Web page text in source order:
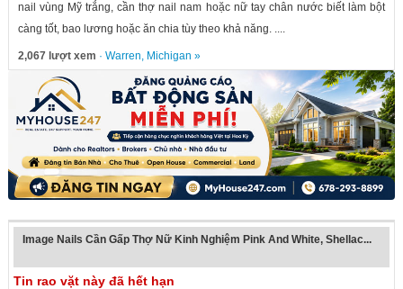
nail vùng Mỹ trắng, cần thợ nail nam hoặc nữ tay chân nước biết làm bột
càng tốt, bao lương hoặc ăn chia tùy theo khả năng. ....
2,067 lượt xem · Warren, Michigan »
Image Nails Cần Gấp Thợ Nữ Kinh Nghiệm Pink And White, Shellac...
Tin rao vặt này đã hết hạn